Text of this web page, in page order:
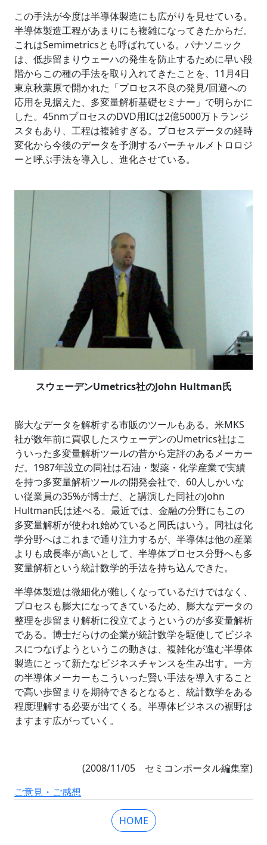
この手法が今度は半導体製造にも広がりを見せている。
半導体製造工程があまりにも複雑になってきたからだ。
これはSemimetricsとも呼ばれている。パナソニック
は、低歩留まりウェーハの発生を防止するために早い段
階からこの種の手法を取り入れてきたことを、11月4日
東京秋葉原で開かれた「プロセス不良の発見/回避への
応用を見据えた、多変量解析基礎セミナー」で明らかに
した。45nmプロセスのDVD用ICは2億5000万トランジ
スタもあり、工程は複雑すぎる。プロセスデータの経時
変化から今後のデータを予測するバーチャルメトロロジ
ーと呼ぶ手法を導入し、進化させている。
スウェーデンUmetrics社のJohn Hultman氏
膨大なデータを解析する市販のツールもある。米MKS
社が数年前に買収したスウェーデンのUmetrics社はこ
ういった多変量解析ツールの昔から定評のあるメーカー
だ。1987年設立の同社は石油・製薬・化学産業で実績
を持つ多変量解析ツールの開発会社で、60人しかいな
い従業員の35%が博士だ、と講演した同社のJohn
Hultman氏は述べる。最近では、金融の分野にもこの
多変量解析が使われ始めていると同氏はいう。同社は化
学分野へはこれまで通り注力するが、半導体は他の産業
よりも成長率が高いとして、半導体プロセス分野へも多
変量解析という統計数学的手法を持ち込んできた。
半導体製造は微細化が難しくなっているだけではなく、
プロセスも膨大になってきているため、膨大なデータの
整理を歩留まり解析に役立てようというのが多変量解析
である。博士だらけの企業が統計数学を駆使してビジネ
スにつなげようというこの動きは、複雑化が進む半導体
製造にとって新たなビジネスチャンスを生み出す。一方
の半導体メーカーもこういった賢い手法を導入すること
で高い歩留まりを期待できるとなると、統計数学をある
程度理解する必要が出てくる。半導体ビジネスの裾野は
ますます広がっていく。
(2008/11/05 セミコンポータル編集室)
ご意見・ご感想
HOME